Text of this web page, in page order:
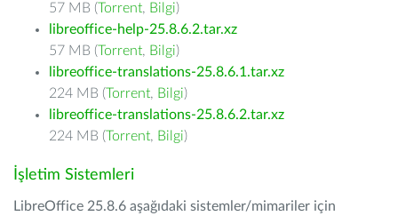
57 MB (Torrent, Bilgi)
libreoffice-help-25.8.6.2.tar.xz
57 MB (Torrent, Bilgi)
libreoffice-translations-25.8.6.1.tar.xz
224 MB (Torrent, Bilgi)
libreoffice-translations-25.8.6.2.tar.xz
224 MB (Torrent, Bilgi)
İşletim Sistemleri
LibreOffice 25.8.6 aşağıdaki sistemler/mimariler için